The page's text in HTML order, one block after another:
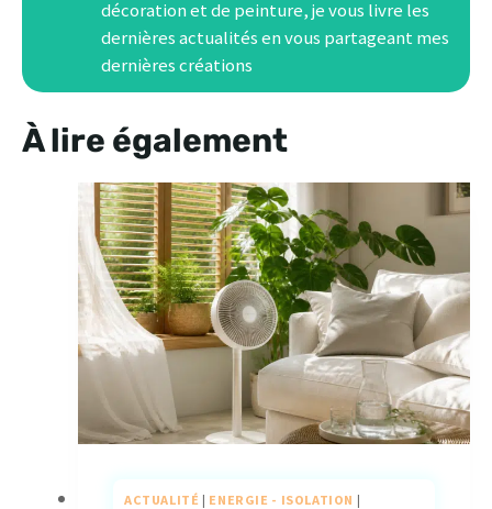
décoration et de peinture, je vous livre les
dernières actualités en vous partageant mes
dernières créations
À lire également
ACTUALITÉ | ENERGIE - ISOLATION |